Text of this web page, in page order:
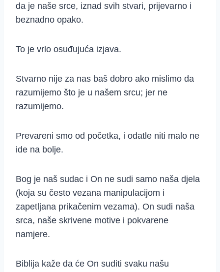
da je naše srce, iznad svih stvari, prijevarno i
beznadno opako.
To je vrlo osuđujuća izjava.
Stvarno nije za nas baš dobro ako mislimo da
razumijemo što je u našem srcu; jer ne
razumijemo.
Prevareni smo od početka, i odatle niti malo ne
ide na bolje.
Bog je naš sudac i On ne sudi samo naša djela
(koja su često vezana manipulacijom i
zapetljana prikačenim vezama). On sudi naša
srca, naše skrivene motive i pokvarene
namjere.
Biblija kaže da će On suditi svaku našu